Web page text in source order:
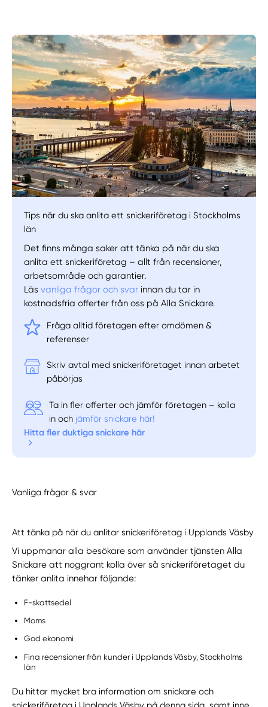
Manuellt Få hjälp
Välj tillvägagångssätt
Tips när du ska anlita ett snickeriföretag i Stockholms
län
Det finns många saker att tänka på när du ska
anlita ett snickeriföretag – allt från recensioner,
arbetsområde och garantier.
Läsvanliga frågor och svar innan du tar in
kostnadsfria offerter från oss på Alla Snickare.
Fråga alltid företagen efter omdömen &
referenser
Skriv avtal med snickeriföretaget innan arbetet
påbörjas
Ta in fler offerter och jämför företagen – kolla
in och jämför snickare här!
Hitta fler duktiga snickare här
Vanliga frågor & svar
Att tänka på när du anlitar snickeriföretag i Upplands Väsby
Vi uppmanar alla besökare som använder tjänsten Alla
Snickare att noggrant kolla över så snickeriföretaget du
tänker anlita innehar följande:
F-skattsedel
Moms
God ekonomi
Fina recensioner från kunder i Upplands Väsby, Stockholms
län
Du hittar mycket bra information om snickare och